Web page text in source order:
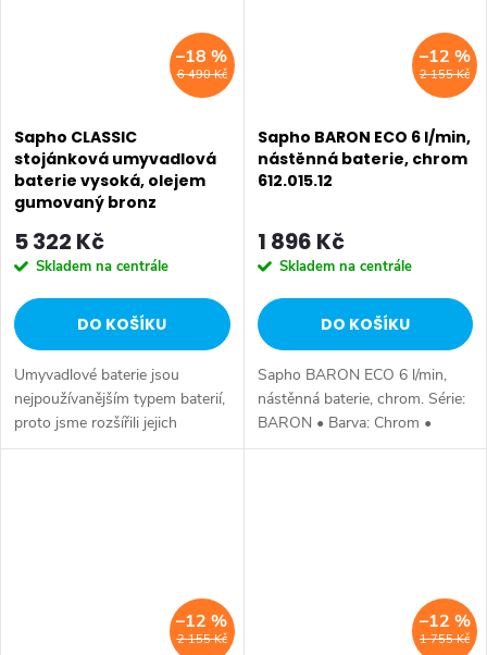
6 490 Kč
–18 %
Sapho CLASSIC
stojánková umyvadlová
baterie vysoká, olejem
gumovaný bronz
5 322 Kč
Skladem na centrále
DO KOŠÍKU
Umyvadlové baterie jsou
nejpoužívanějším typem baterií,
proto jsme rozšířili jejich
nabídku. Lze je kombinovat s
2 155 Kč
–12 %
Sapho BARON ECO 6 l/min,
nástěnná baterie, chrom
612.015.12
1 896 Kč
Skladem na centrále
DO KOŠÍKU
Sapho BARON ECO 6 l/min,
nástěnná baterie, chrom. Série:
BARON • Barva: Chrom •
Materiál: Mosaz • Tvar: Kruhové
2 155 Kč
–12 %
1 755 Kč
–12 %